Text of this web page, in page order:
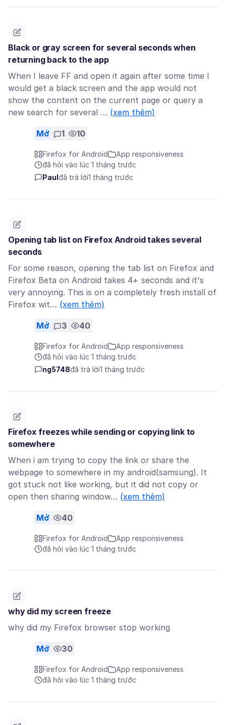
Black or gray screen for several seconds when
returning back to the app
When I leave FF and open it again after some time I
would get a black screen and the app would not
show the content on the current page or query a
new search for several … (xem thêm)
Mở 1 10
Firefox for Android
App responsiveness
đã hỏi vào lúc 1 tháng trước
Paul đã trả lời1 tháng trước
Opening tab list on Firefox Android takes several
seconds
For some reason, opening the tab list on Firefox and
Firefox Beta on Android takes 4+ seconds and it's
very annoying. This is on a completely fresh install of
Firefox wit… (xem thêm)
Mở 3 40
Firefox for Android
App responsiveness
đã hỏi vào lúc 1 tháng trước
ng5748đã trả lời1 tháng trước
Firefox freezes while sending or copying link to
somewhere
When i am trying to copy the link or share the
webpage to somewhere in my android(samsung). It
got stuck not like working, but it did not copy or
open then sharing window… (xem thêm)
Mở 40
Firefox for Android
App responsiveness
đã hỏi vào lúc 1 tháng trước
why did my screen freeze
why did my Firefox browser stop working
Mở 30
Firefox for Android
App responsiveness
đã hỏi vào lúc 1 tháng trước